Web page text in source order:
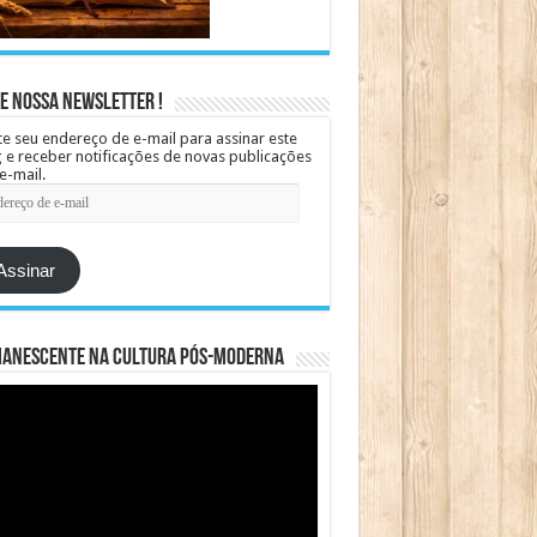
Nossa Newsletter !
seu endereço de e-mail para assinar este
e receber notificações de novas publicações
mail.
na cultura pós-moderna